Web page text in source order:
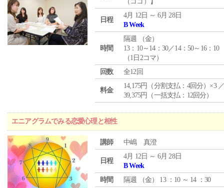
日程
4月 12日 ～ 6月 28日
B Week
時間
隔週 （金）
13：10～14：30／14：50～16：10
（1日2コマ）
回数
全12回
料金
14,175円（分割支払：4回分）×3
39,375円（一括支払：12回分）
エニアグラムでみる恋愛心理と相性
講師 中嶋 真澄
日程
4月 12日 ～ 6月 28日
B Week
時間
隔週 （金） 13 ：10 ～ 14 ：30